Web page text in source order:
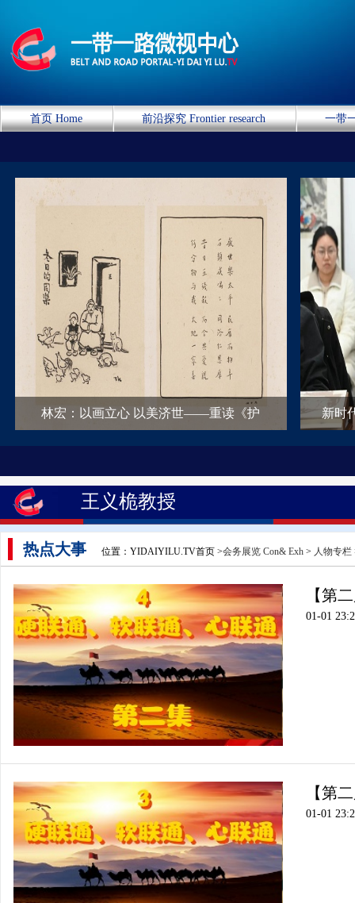
首页 Home 前沿探究 Frontier research 一带
林宏：以画立心 以美济世——重读《护 新时
王义桅教授
热点大事 位置：YIDAIYILU.TV首页 >会务展览 Con& Exh > 人物专栏
【第
01-01
【第
01-01